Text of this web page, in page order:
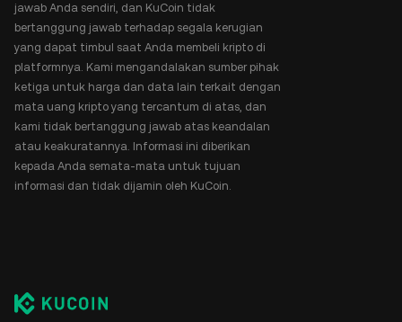
jawab Anda sendiri, dan KuCoin tidak
bertanggung jawab terhadap segala kerugian
yang dapat timbul saat Anda membeli kripto di
platformnya. Kami mengandalakan sumber pihak
ketiga untuk harga dan data lain terkait dengan
mata uang kripto yang tercantum di atas, dan
kami tidak bertanggung jawab atas keandalan
atau keakuratannya. Informasi ini diberikan
kepada Anda semata-mata untuk tujuan
informasi dan tidak dijamin oleh KuCoin.